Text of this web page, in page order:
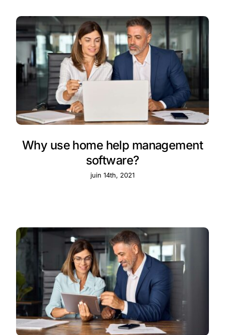
Why use home help management
software?
juin 14th, 2021